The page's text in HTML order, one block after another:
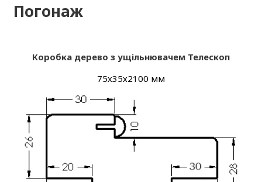
Погонаж
Коробка дерево з ущільнювачем Телескоп
75х35х2100 мм